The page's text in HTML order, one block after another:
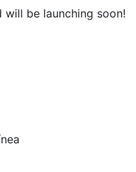
be launching soon!